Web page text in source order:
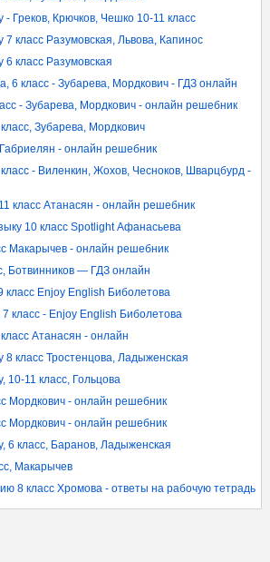
- Греков, Крючков, Чешко 10-11 класс
7 класс Разумовская, Львова, Капинос
6 класс Разумовская
6 класс - Зубарева, Мордкович - ГДЗ онлайн
- Зубарева, Мордкович - онлайн решебник
Зубарева, Мордкович
- онлайн решебник
- Виленкин, Жохов, Чесноков, Шварцбурд -
класс Атанасян - онлайн решебник
10 класс Spotlight Афанасьева
Макарычев - онлайн решебник
Ботвинников — ГДЗ онлайн
класс Enjoy English Биболетова
7 класс - Enjoy English Биболетова
Атанасян - онлайн
8 класс Тростенцова, Ладыженская
10-11 класс, Гольцова
Мордкович - онлайн решебник
Мордкович - онлайн решебник
6 класс, Баранов, Ладыженская
Макарычев
8 класс Хромова - ответы на рабочую тетрадь